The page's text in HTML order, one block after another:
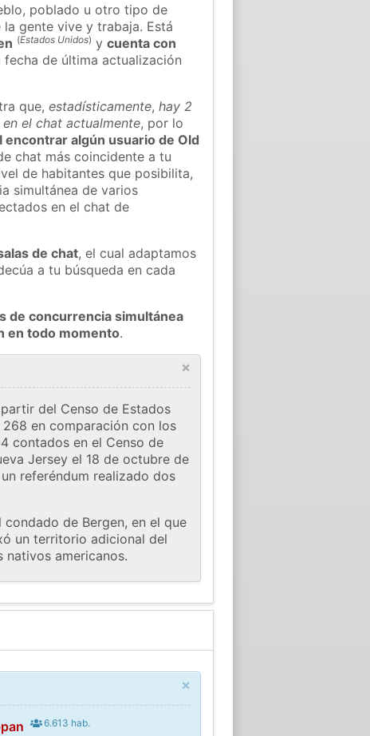
poblado u otro tipo de
gente vive y trabaja. Está
(Estados Unidos) ycuenta con
fecha de última actualización
que,estadísticamente,hay 2
el chat actualmente, por lo
algún usuario de Old
chat más coincidente a tu
de habitantes que posibilita,
simultánea de varios
en el chat de
de chat, el cual adaptamos
a tu búsqueda en cada
de concurrencia simultánea
en todo momento.
×
del Censo de Estados
en comparación con los
contados en el Censo de
Jersey el 18 de octubre de
referéndum realizado dos
de Bergen, en el que
un territorio adicional del
nativos americanos.
×
6.613 hab.